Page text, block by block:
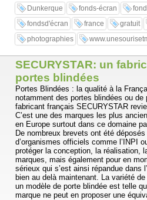
Dunkerque fonds-écran
fondsd'écran
france gratuit
photographies
SECURYSTAR: un
portes blindées
Portes Blindées : la qualité à la
notamment des portes blindées ou de
fabricant français SECURYSTAR
C’est une des marques les plus
en Europe surtout dans ce domaine
De nombreux brevets ont été
d’organismes officiels comme l’INPI
protéger la conception, la réalisation,
marques, mais également pour en
sérieux qui s’est ainsi répandue dans
bien au delà maintenant. La variété
un modèle de porte blindée est telle
marque ne peut en proposer une